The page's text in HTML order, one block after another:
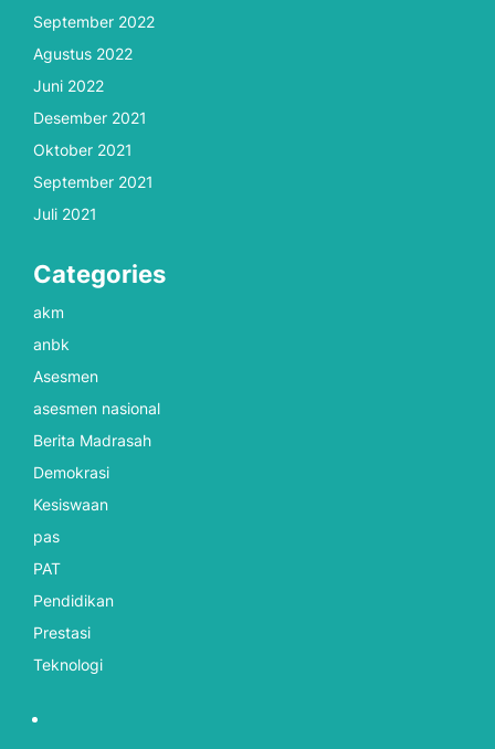
September 2022
Agustus 2022
Juni 2022
Desember 2021
Oktober 2021
September 2021
Juli 2021
Categories
akm
anbk
Asesmen
asesmen nasional
Berita Madrasah
Demokrasi
Kesiswaan
pas
PAT
Pendidikan
Prestasi
Teknologi